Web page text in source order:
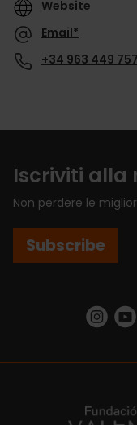
Website
Email*
+34 963 449 757
Iscriviti alla
Non perdere le
Subscribe
https://